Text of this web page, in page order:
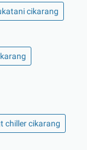
cikarang
chiller cikarang